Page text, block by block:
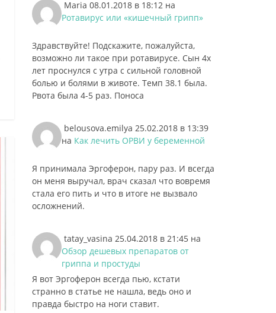
Maria 08.01.2018 в 18:12 на
Ротавирус или «кишечный грипп»
Здравствуйте! Подскажите, пожалуйста,
возможно ли такое при ротавирусе. Сын 4х
лет проснулся с утра с сильной головной
болью и болями в животе. Темп 38.1 была.
Рвота была 4-5 раз. Поноса
belousova.emilya 25.02.2018 в 13:39
на Как лечить ОРВИ у беременной
Я принимала Эргоферон, пару раз. И всегда
он меня выручал, врач сказал что вовремя
стала его пить и что в итоге не вызвало
осложнений.
tatay_vasina 25.04.2018 в 21:45 на
Обзор дешевых препаратов от
гриппа и простуды
Я вот Эргоферон всегда пью, кстати
странно в статье не нашла, ведь оно и
правда быстро на ноги ставит.